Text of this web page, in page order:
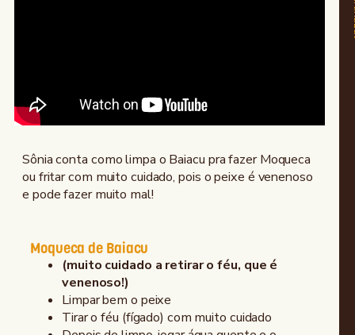
Sônia conta como limpa o Baiacu pra fazer Moqueca
ou fritar com muito cuidado, pois o peixe é venenoso
e pode fazer muito mal!
Moqueca de Baiacu
(muito cuidado a retirar o féu, que é
venenoso!)
Limpar bem o peixe
Tirar o féu (fígado) com muito cuidado